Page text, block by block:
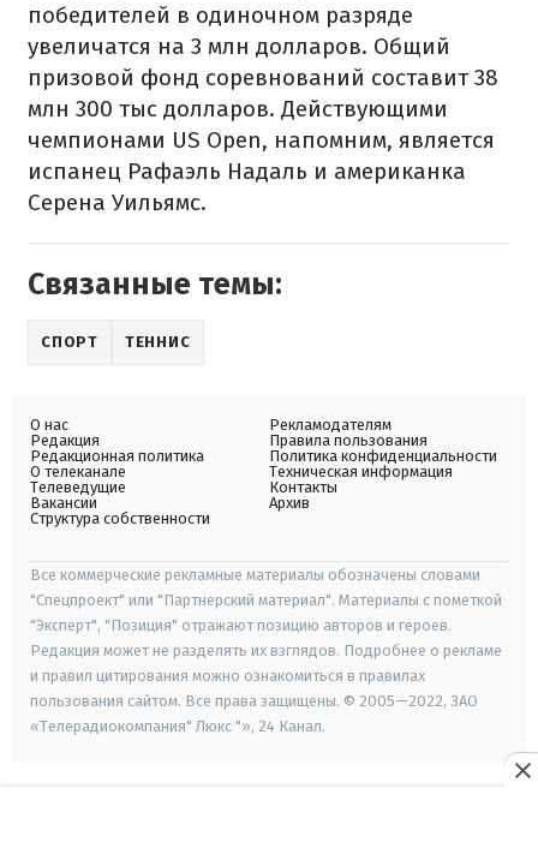
победителей в одиночном разряде
увеличатся на 3 млн долларов. Общий
призовой фонд соревнований составит 38
млн 300 тыс долларов. Действующими
чемпионами US Open, напомним, является
испанец Рафаэль Надаль и американка
Серена Уильямс.
Связанные темы:
СПОРТ ТЕННИС
О нас
Редакция
Редакционная политика
О телеканале
Телеведущие
Вакансии
Структура собственности
Рекламодателям
Правила пользования
Политика конфиденциальности
Техническая информация
Контакты
Архив
Все коммерческие рекламные материалы обозначены словами
"Спецпроект" или "Партнерский материал". Материалы с пометкой
"Эксперт", "Позиция" отражают позицию авторов и героев.
Редакция может не разделять их взглядов. Подробнее о рекламе
и правил цитирования можно ознакомиться в правилах
пользования сайтом. Все права защищены. © 2005—2022, ЗАО
«Телерадиокомпания" Люкс "», 24 Канал.